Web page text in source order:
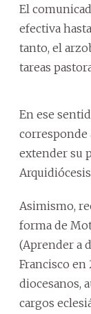
El
efectiva
tanto, el
tareas
En ese
corresponde
extender su
Asimismo,
forma de
(Aprender a
Francisco en
diocesanos,
cargos